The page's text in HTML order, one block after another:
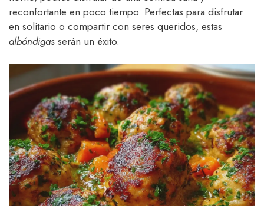
reconfortante en poco tiempo. Perfectas para disfrutar
en solitario o compartir con seres queridos, estas
albóndigas serán un éxito.